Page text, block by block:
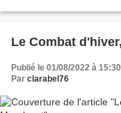
Le Combat
Publié le 01/08/2022 à 15:30
Par clarabel76